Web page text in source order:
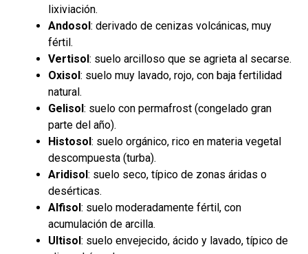
lixiviación.
Andosol: derivado de cenizas volcánicas, muy
fértil.
Vertisol: suelo arcilloso que se agrieta al secarse.
Oxisol: suelo muy lavado, rojo, con baja fertilidad
natural.
Gelisol: suelo con permafrost (congelado gran
parte del año).
Histosol: suelo orgánico, rico en materia vegetal
descompuesta (turba).
Aridisol: suelo seco, típico de zonas áridas o
desérticas.
Alfisol: suelo moderadamente fértil, con
acumulación de arcilla.
Ultisol: suelo envejecido, ácido y lavado, típico de